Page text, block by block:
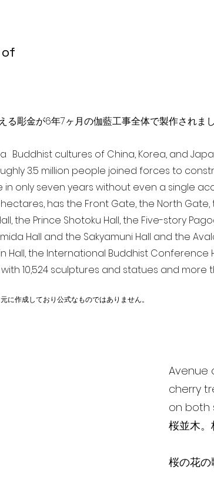
る彫金が6年7ヶ月の伽藍工事全体で製作されまし
Buddhist cultures of China, Korea, and
3.5 million people joined forces to
only seven years without even a single
has the Front Gate, the North
the Prince Shotoku Hall, the Five-story
Hall and the Sakyamuni Hall and the
Hall, the International Buddhist Conference
10,524 sculptures and statues and more
に作成しており公式なものではありません。
Avenue
cherry
on both
桜並木
桜の花の